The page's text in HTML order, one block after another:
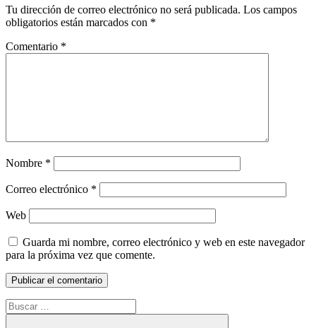
Tu dirección de correo electrónico no será publicada. Los campos
obligatorios están marcados con *
Comentario *
Nombre *
Correo electrónico *
Web
Guarda mi nombre, correo electrónico y web en este navegador
para la próxima vez que comente.
Buscar: